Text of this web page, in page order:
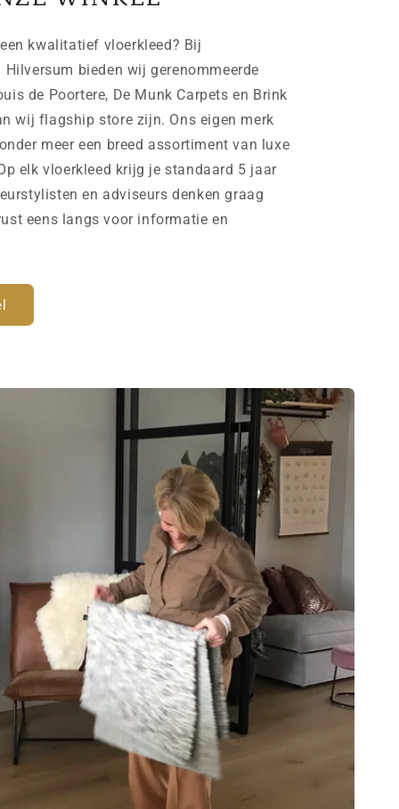
kwalitatief vloerkleed? Bij
bieden wij gerenommeerde
de Poortere, De Munk Carpets en Brink
wij flagship store zijn. Ons eigen merk
meer een breed assortiment van luxe
elk vloerkleed krijg je standaard 5 jaar
en adviseurs denken graag
eens langs voor informatie en